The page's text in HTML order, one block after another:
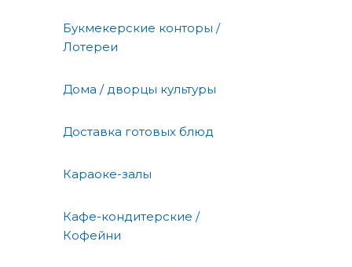
Букмекерские конторы /
Лотереи
Дома / дворцы культуры
Доставка готовых блюд
Караоке-залы
Кафе-кондитерские /
Кофейни